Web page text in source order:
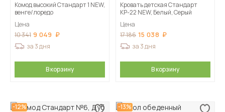
Комод высокий Стандарт 1 NEW,
венге/лоредо
Цена
10 341 9 049
за 3 дня
В корзину
Кровать детская Стандарт
КР-22 NEW, Белый, Серый
Цена
17 186 15 038
за 3 дня
В корзину
-12% -13%